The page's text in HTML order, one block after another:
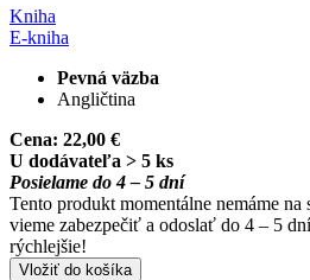
Kniha
E-kniha
Pevná väzba
Angličtina
Cena: 22,00 €
U dodávateľa > 5 ks
Posielame do 4 – 5 dní
Tento produkt momentálne nemáme
vieme zabezpečiť a odoslať do 4 – 5
rýchlejšie!
Vložiť do košíka